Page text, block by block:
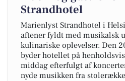
Strandhotel
Marienlyst Strandhotel i
aftener fyldt med musikalsk
kulinariske oplevelser. Den
byder hotellet på
middag efterfulgt af
nyde musikken fra